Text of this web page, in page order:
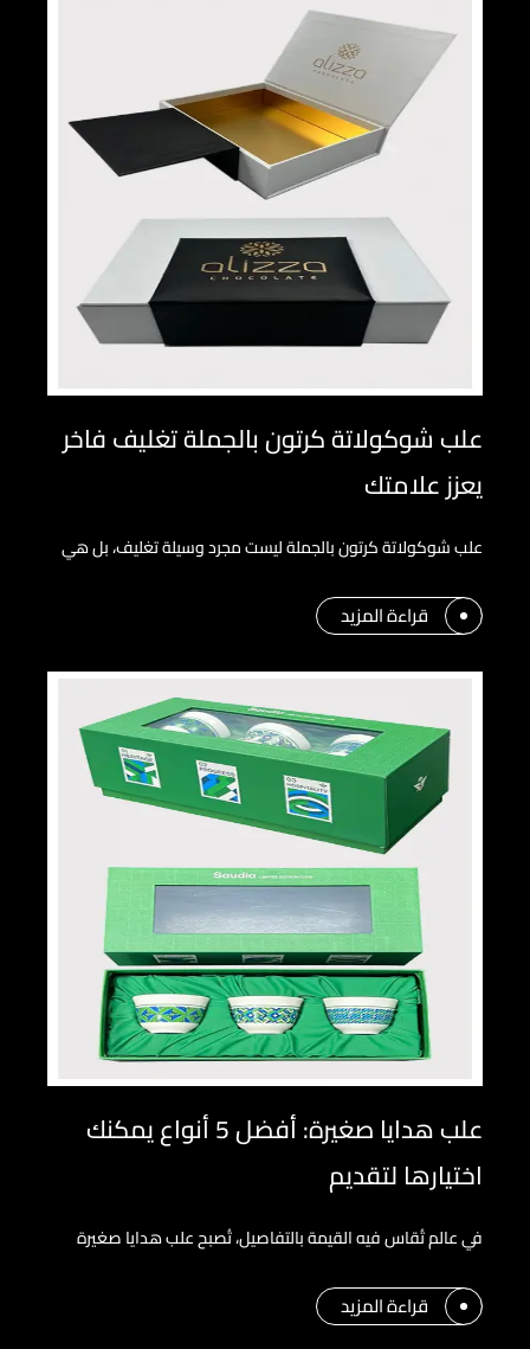
علب شوكولاتة كرتون بالجملة تغليف فاخر
يعزز علامتك
علب شوكولاتة كرتون بالجملة ليست مجرد وسيلة تغليف، بل هي
قراءة المزيد
علب هدايا صغيرة: أفضل 5 أنواع يمكنك
اختيارها لتقديم
في عالم تُقاس فيه القيمة بالتفاصيل، تُصبح علب هدايا صغيرة
قراءة المزيد